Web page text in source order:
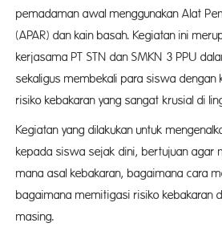
pemadaman awal menggunakan Alat
(APAR) dan kain basah. Kegiatan ini
kerjasama PT STN dan SMKN 3 PPU
sekaligus membekali para siswa dengan
risiko kebakaran yang sangat krusial di
Kegiatan yang dilakukan untuk
kepada siswa sejak dini, bertujuan agar
mana asal kebakaran, bagaimana cara
bagaimana memitigasi risiko kebakaran
masing.